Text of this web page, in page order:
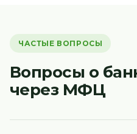
ЧАСТЫЕ ВОПРОСЫ
Вопросы о
через МФЦ